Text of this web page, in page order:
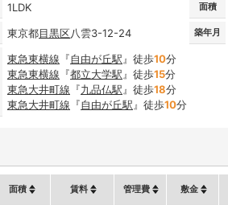
1LDK 面積
東京都目黒区八雲3-12-24 築年月
東急東横線 『自由が丘駅 』徒歩10分
東急東横線 『都立大学駅 』徒歩15分
東急大井町線 『九品仏駅 』徒歩18分
東急大井町線 『自由が丘駅 』徒歩10分
面積 賃料 管理費 敷金